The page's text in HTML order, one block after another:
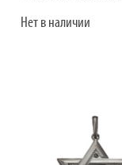
Нет в наличии